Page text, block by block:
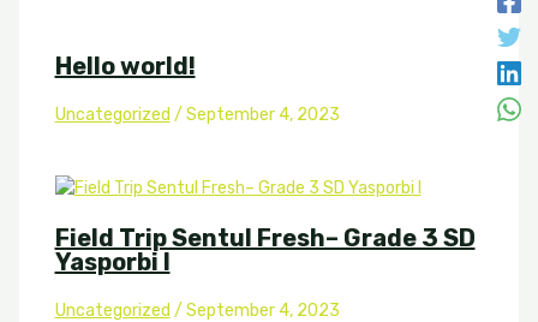
Hello world!
Uncategorized / September 4, 2023
Field Trip Sentul Fresh– Grade 3 SD
Yasporbi I
Uncategorized / September 4, 2023